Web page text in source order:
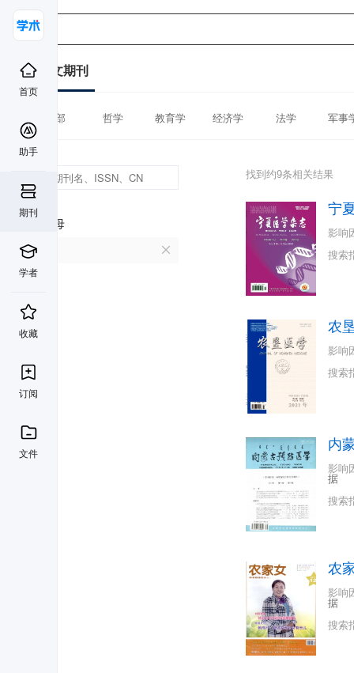
首页
助手
期刊
学者
收藏
订阅
文件
中文期刊
全部 哲学 教育学 经济学 法学 军事
首字母
N
找到约9条相关结果
宁
影响
搜索
农
影响
搜索
内
影响
据
搜索
农
影响
据
搜索